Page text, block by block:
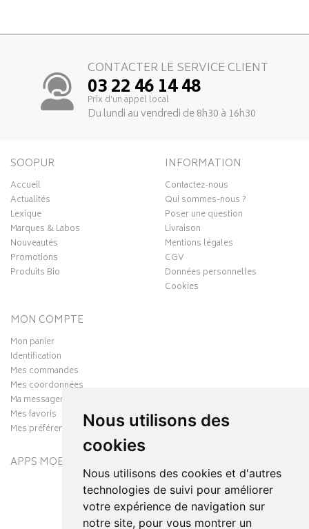
Nous utilisons des
cookies
Nous utilisons des cookies et d'autres
technologies de suivi pour améliorer
votre expérience de navigation sur
notre site, pour vous montrer un
CONTACTER LE SERVICE CLIENT
03 22 46 14 48
Prix d’un appel local
Du lundi au vendredi de 8h30 à 16h30
SOOPUR
Accueil
Actualités
Lexique
Marques & Labos
Nouveautés
Promotions
Produits Bio
INFORMATION
Contactez-nous
Qui sommes-nous ?
Poser une question
Livraison
Mentions légales
CGV
Données personnelles
Cookies
MON COMPTE
Mon panier
Identification
Mes commandes
Mes coordonnées
Ma messagerie
Mes favoris
Mes préférences Cookies
APPS MOBILES